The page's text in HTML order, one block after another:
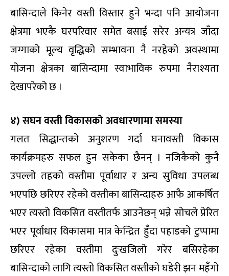
बासिन्दाले किनेर वस्ती विस्तार हुने भन्दा पनि आयोजना
क्षेत्रमा भएकै घरपरिवार समेत बसाई सरेर अन्यत्र जाँदा
जग्गाको मूल्य वृद्धिको सम्भावना नै नरहेको अवस्थामा
योजना क्षेत्रका बासिन्दामा स्वाभाविक रुपमा नैराश्यता
देखापरेको छ ।
४) सघन वस्ती विकासको अवधारणामा समस्या
गलत सिद्धान्तको अनुशरण गर्दा घनावस्ती विकास
कार्यक्रमहरु सफल हुन सकेका छैनन् । नजिकैको कुनै
उपल्लो तहको वस्तीमा पूर्वाधार र अन्य सुविधा उपलब्ध
भएपछि छरिएर रहेको वस्तीका बासिन्दाहरु आफै आकर्षित
भएर त्यस्तो विकसित वस्तीतर्फ आउनेछन् भन्ने सोचले प्रेरित
भएर पूर्वाधार विकासमा मात्र केन्द्रित हुँदा पहाडको टुप्पामा
छरिएर रहेका वस्तीमा दुःखजिलो गरेर बसिरहेका
बासिन्दाको लागि त्यस्तो विकसित वस्तीको घडेरी झन महँगो